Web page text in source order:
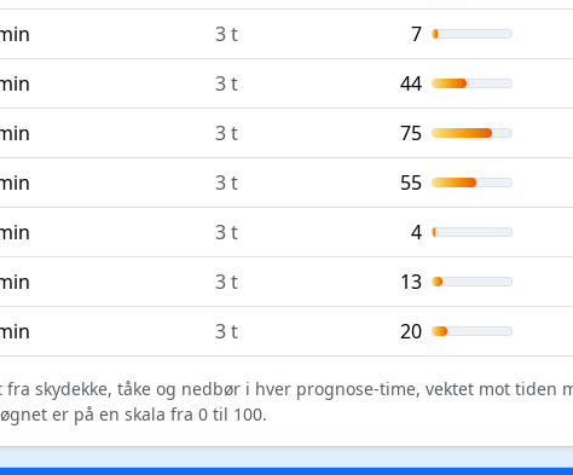
3 t 7
3 t 44
3 t 75
3 t 55
3 t 4
3 t 13
3 t 20
skydekke, tåke og nedbør i hver prognose-time, vektet mot tiden
er på en skala fra 0 til 100.